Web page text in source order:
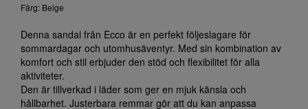
Färg: Beige
Denna sandal från Ecco är en perfekt följeslagare för
sommardagar och utomhusäventyr. Med sin kombination av
komfort och stil erbjuder den stöd och flexibilitet för alla
aktiviteter.
Den är tillverkad i läder som ger en mjuk känsla och
hållbarhet. Justerbara remmar gör att du kan anpassa